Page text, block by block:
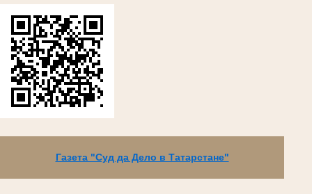
Газета "Суд да Дело в Татарстане"